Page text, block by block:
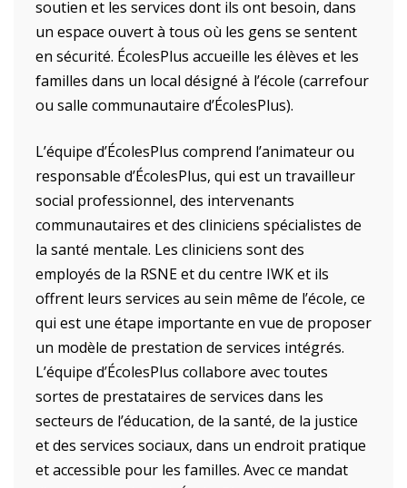
soutien et les services dont ils ont besoin, dans
un espace ouvert à tous où les gens se sentent
en sécurité. ÉcolesPlus accueille les élèves et les
familles dans un local désigné à l’école (carrefour
ou salle communautaire d’ÉcolesPlus).
L’équipe d’ÉcolesPlus comprend l’animateur ou
responsable d’ÉcolesPlus, qui est un travailleur
social professionnel, des intervenants
communautaires et des cliniciens spécialistes de
la santé mentale. Les cliniciens sont des
employés de la RSNE et du centre IWK et ils
offrent leurs services au sein même de l’école, ce
qui est une étape importante en vue de proposer
un modèle de prestation de services intégrés.
L’équipe d’ÉcolesPlus collabore avec toutes
sortes de prestataires de services dans les
secteurs de l’éducation, de la santé, de la justice
et des services sociaux, dans un endroit pratique
et accessible pour les familles. Avec ce mandat